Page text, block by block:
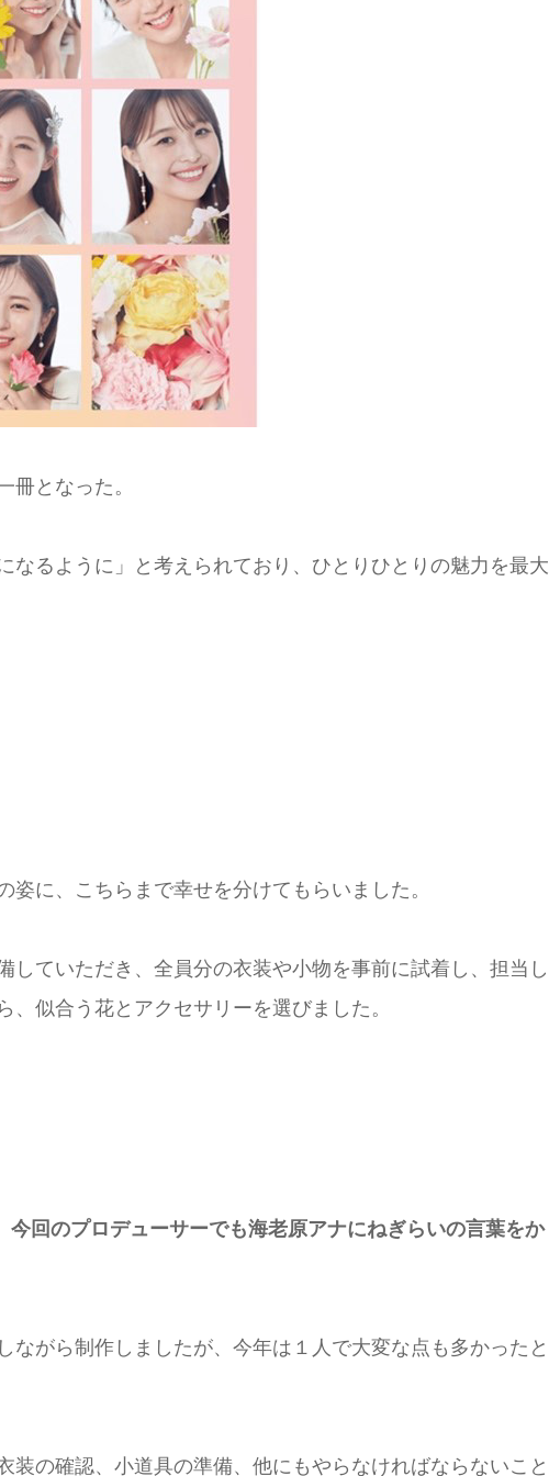
冊となった。
なるように」と考えられており、ひとりひとりの魅力を最大
に、こちらまで幸せを分けてもらいました。
していただき、全員分の衣装や小物を事前に試着し、担当し
似合う花とアクセサリーを選びました。
回のプロデューサーでも海老原アナにねぎらいの言葉をか
ながら制作しましたが、今年は１人で大変な点も多かったと
装の確認、小道具の準備、他にもやらなければならないこと